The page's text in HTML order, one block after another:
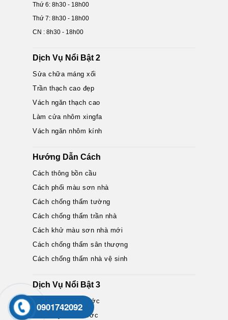
Thứ 6: 8h30 - 18h00
Thứ 7: 8h30 - 18h00
CN : 8h30 - 18h00
Dịch Vụ Nổi Bật 2
Sửa chữa máng xối
Trần thạch cao đẹp
Vách ngăn thạch cao
Làm cửa nhôm xingfa
Vách ngăn nhôm kính
Hướng Dẫn Cách
Cách thông bồn cầu
Cách phối màu sơn nhà
Cách chống thấm tường
Cách chống thấm trần nhà
Cách khử màu sơn nhà mới
Cách chống thấm sân thượng
Cách chống thấm nhà vệ sinh
Dịch Vụ Nổi Bật 3
Sửa chữa điện nước
Sửa máy bơm nước
0901742092